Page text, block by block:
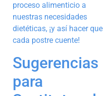
proceso alimenticio a
nuestras necesidades
dietéticas, ¡y así hacer que
cada postre cuente!
Sugerencias
para